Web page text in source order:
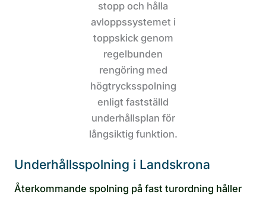
Underhållsspolning i Landskrona
Återkommande spolning på fast turordning håller